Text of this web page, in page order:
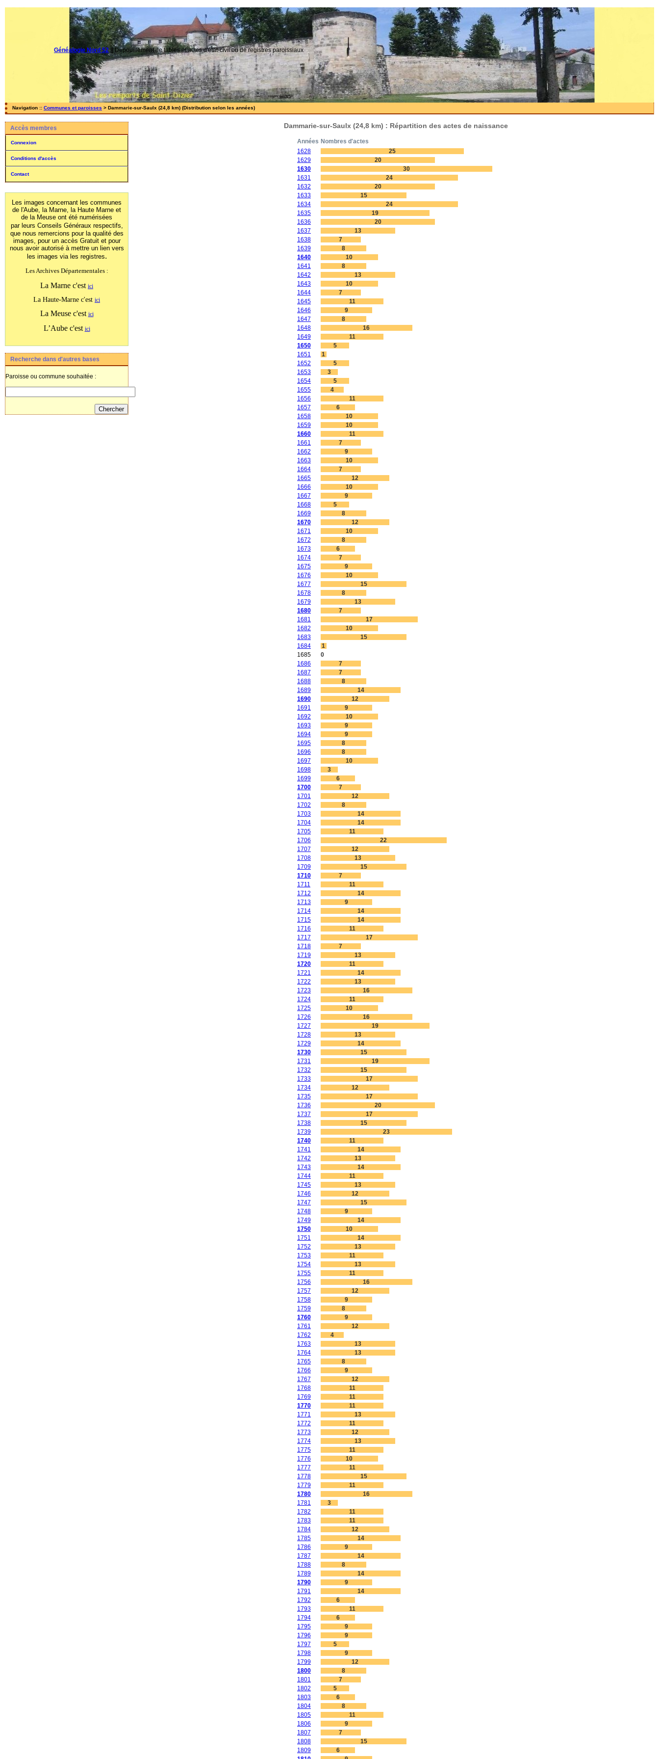
Généalogie Nord 52|| Dépouillement de tables et actes d'état-civil ou de registres paroissiaux
Navigation :: Communes et paroisses > Dammarie-sur-Saulx (24,8 km) (Distribution selon les années)
Accès membres
Connexion
Conditions d'accès
Contact
Les images concernant les communes
de l'Aube, la Marne, la Haute Marne et
de la Meuse ont été numérisées
par leurs Conseils Généraux respectifs,
que nous remercions pour la qualité des
images, pour un accès Gratuit et pour
nous avoir autorisé à mettre un lien vers
les images via les registres.
Les Archives Départementales :
La Marne c'est ici
La Haute-Marne c'est ici
La Meuse c'est ici
L’Aube c'est ici
Recherche dans d'autres bases
Paroisse ou commune souhaitée :
Dammarie-sur-Saulx (24,8 km) : Répartition des actes de naissance
Années Nombres d'actes
1628
25
1629
20
1630
30
1631
24
1632
20
1633
15
1634
24
1635
19
1636
20
1637
13
1638
7
1639
8
1640
10
1641
8
1642
13
1643
10
1644
7
1645
11
1646
9
1647
8
1648
16
1649
11
1650
5
1651
1
1652
5
1653
3
1654
5
1655
4
1656
11
1657
6
1658
10
1659
10
1660
11
1661
7
1662
9
1663
10
1664
7
1665
12
1666
10
1667
9
1668
5
1669
8
1670
12
1671
10
1672
8
1673
6
1674
7
1675
9
1676
10
1677
15
1678
8
1679
13
1680
7
1681
17
1682
10
1683
15
1684
1
1685
0
1686
7
1687
7
1688
8
1689
14
1690
12
1691
9
1692
10
1693
9
1694
9
1695
8
1696
8
1697
10
1698
3
1699
6
1700
7
1701
12
1702
8
1703
14
1704
14
1705
11
1706
22
1707
12
1708
13
1709
15
1710
7
1711
11
1712
14
1713
9
1714
14
1715
14
1716
11
1717
17
1718
7
1719
13
1720
11
1721
14
1722
13
1723
16
1724
11
1725
10
1726
16
1727
19
1728
13
1729
14
1730
15
1731
19
1732
15
1733
17
1734
12
1735
17
1736
20
1737
17
1738
15
1739
23
1740
11
1741
14
1742
13
1743
14
1744
11
1745
13
1746
12
1747
15
1748
9
1749
14
1750
10
1751
14
1752
13
1753
11
1754
13
1755
11
1756
16
1757
12
1758
9
1759
8
1760
9
1761
12
1762
4
1763
13
1764
13
1765
8
1766
9
1767
12
1768
11
1769
11
1770
11
1771
13
1772
11
1773
12
1774
13
1775
11
1776
10
1777
11
1778
15
1779
11
1780
16
1781
3
1782
11
1783
11
1784
12
1785
14
1786
9
1787
14
1788
8
1789
14
1790
9
1791
14
1792
6
1793
11
1794
6
1795
9
1796
9
1797
5
1798
9
1799
12
1800
8
1801
7
1802
5
1803
6
1804
8
1805
11
1806
9
1807
7
1808
15
1809
6